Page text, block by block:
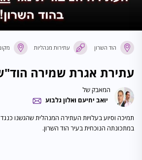
הוד השרון עתירות מנהליות
עתירת אגרת שמירה
המאבק של
יואב יחיעם ואלון גלבוע
תמיכה וסיוע בעלויות העתירה המנהלית שהגשנו
במתכונתה הנוכחית בעיר הוד השרון.